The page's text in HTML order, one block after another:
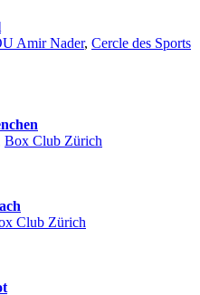
Amir Nader, Cercle des Sports
Box Club Zürich
Club Zürich